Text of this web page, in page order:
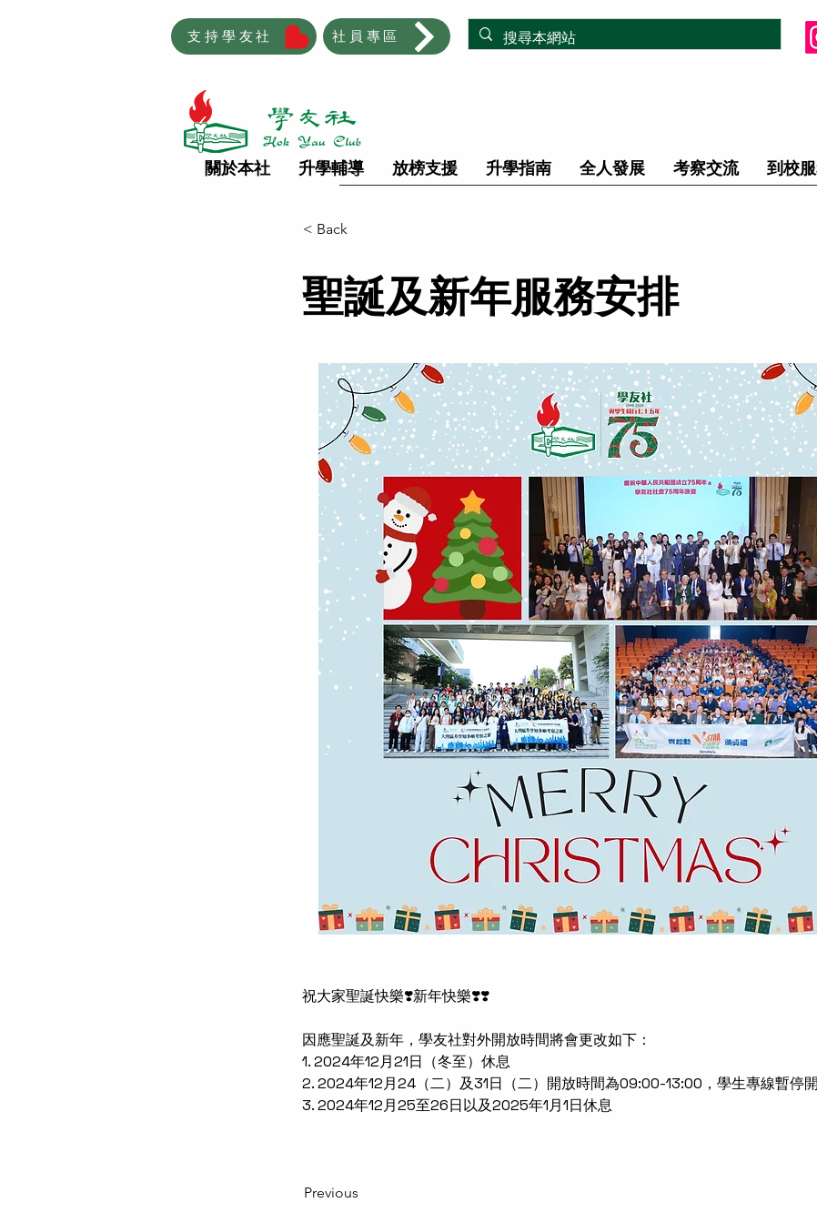
支持學友社 社員專區
關於本社 升學輔導 放榜支援 升學指南 全人發展 考察交流 到校
< Back
聖誕及新年服務安排
祝大家聖誕快樂❣️新年快樂❣️❣️
因應聖誕及新年，學友社對外開放時間將會更改如下：
1. 2024年12月21日（冬至）休息
2. 2024年12月24（二）及31日（二）開放時間為09:00-13:00，學生專線暫停
3. 2024年12月25至26日以及2025年1月1日休息
Previous